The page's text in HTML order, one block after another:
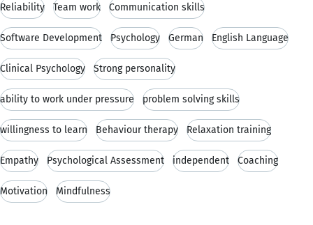
Reliability Team work Communication skills
Software Development Psychology German English Language
Clinical Psychology Strong personality
ability to work under pressure problem solving skills
willingness to learn Behaviour therapy Relaxation training
Empathy Psychological Assessment independent Coaching
Motivation Mindfulness